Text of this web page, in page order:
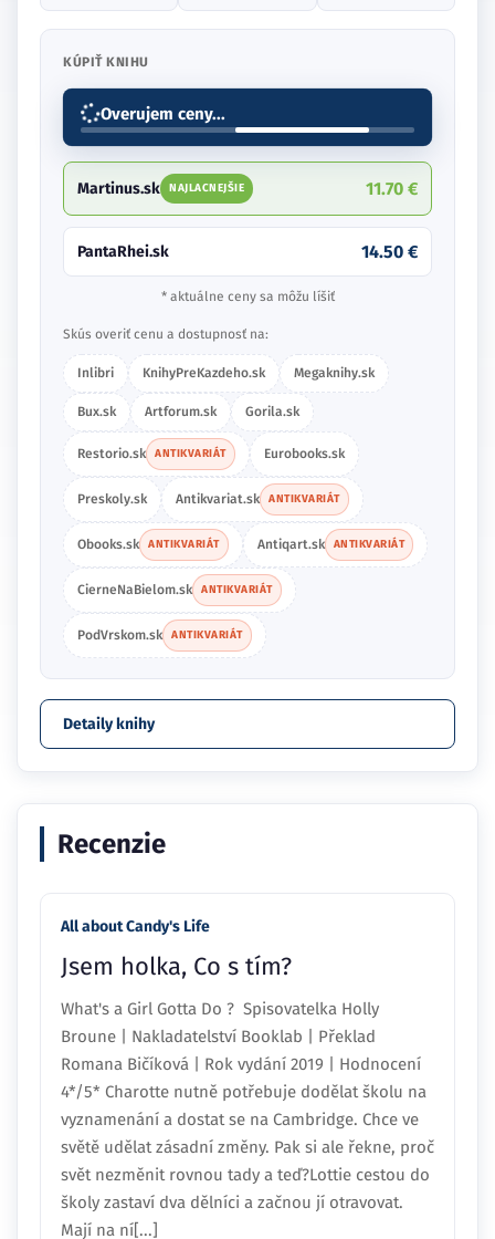
KÚPIŤ KNIHU
Overujem ceny...
Martinus.sk NAJLACNEJŠIE 11.70 €
PantaRhei.sk 14.50 €
* aktuálne ceny sa môžu líšiť
Skús overiť cenu a dostupnosť na:
Inlibri KnihyPreKazdeho.sk Megaknihy.sk
Bux.sk Artforum.sk Gorila.sk
Restorio.sk ANTIKVARIÁT Eurobooks.sk
Preskoly.sk Antikvariat.sk ANTIKVARIÁT
Obooks.sk ANTIKVARIÁT Antiqart.sk ANTIKVARIÁT
CierneNaBielom.sk ANTIKVARIÁT
PodVrskom.sk ANTIKVARIÁT
Detaily knihy
Recenzie
All about Candy's Life
Jsem holka, Co s tím?
What's a Girl Gotta Do ? Spisovatelka Holly
Broune | Nakladatelství Booklab | Překlad
Romana Bičíková | Rok vydání 2019 | Hodnocení
4*/5* Charotte nutně potřebuje dodělat školu na
vyznamenání a dostat se na Cambridge. Chce ve
světě udělat zásadní změny. Pak si ale řekne, proč
svět nezměnit rovnou tady a teď?Lottie cestou do
školy zastaví dva dělníci a začnou jí otravovat.
Mají na ní[...]